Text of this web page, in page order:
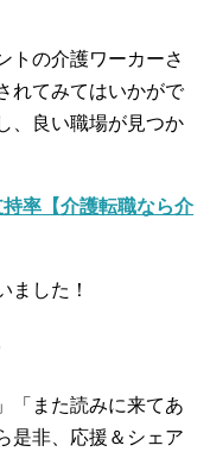
トの介護ワーカーさ
れてみてはいかがで
、良い職場が見つか
率【介護転職なら介
ました！
「また読みに来てあ
是非、応援＆シェア